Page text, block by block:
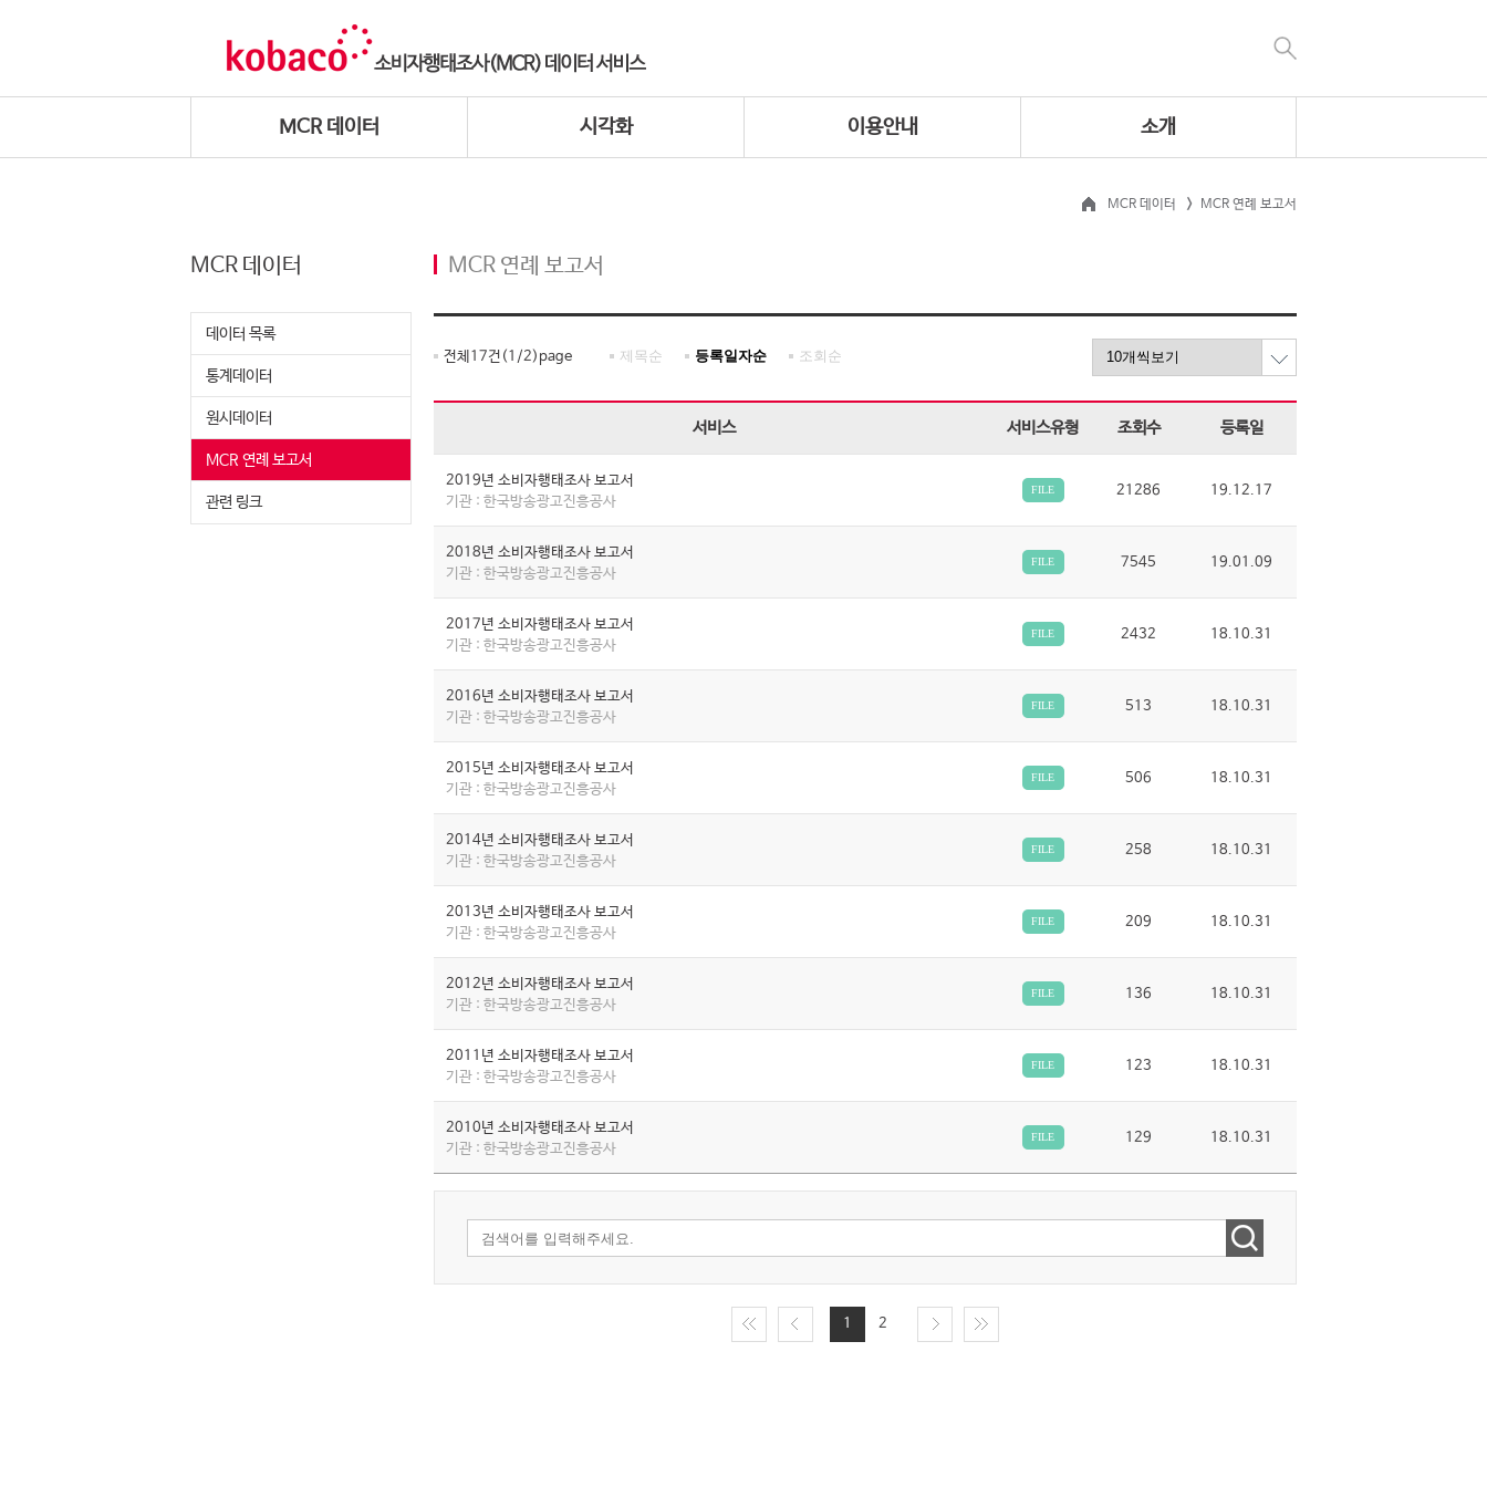
MCR 데이터 시각화 이용안내 소개
MCR 데이터 MCR 연례 보고서
MCR 데이터
데이터 목록
통계데이터
원시데이터
MCR 연례 보고서
관련 링크
MCR 연례 보고서
전체 17건(1 /2)page 제목순 등록일자순 조회순
서비스 서비스유형 조회수 등록일
2019년 소비자행태조사 보고서
기관 : 한국방송광고진흥공사
FILE 21286 19.12.17
2018년 소비자행태조사 보고서
기관 : 한국방송광고진흥공사
FILE 7545 19.01.09
2017년 소비자행태조사 보고서
기관 : 한국방송광고진흥공사
FILE 2432 18.10.31
2016년 소비자행태조사 보고서
기관 : 한국방송광고진흥공사
FILE 513 18.10.31
2015년 소비자행태조사 보고서
기관 : 한국방송광고진흥공사
FILE 506 18.10.31
2014년 소비자행태조사 보고서
기관 : 한국방송광고진흥공사
FILE 258 18.10.31
2013년 소비자행태조사 보고서
기관 : 한국방송광고진흥공사
FILE 209 18.10.31
2012년 소비자행태조사 보고서
기관 : 한국방송광고진흥공사
FILE 136 18.10.31
2011년 소비자행태조사 보고서
기관 : 한국방송광고진흥공사
FILE 123 18.10.31
2010년 소비자행태조사 보고서
기관 : 한국방송광고진흥공사
FILE 129 18.10.31
1 2